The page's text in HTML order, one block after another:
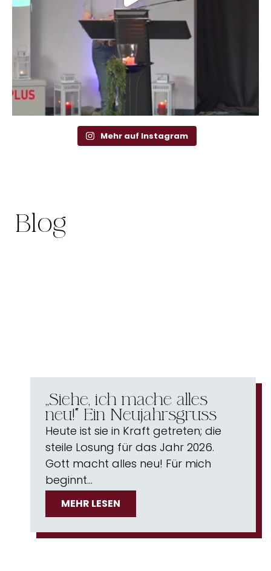
Mehr auf Instagram
Blog
„Siehe, ich mache alles
neu!“ Ein Neujahrsgruss
Heute ist sie in Kraft getreten; die
steile Losung für das Jahr 2026.
Gott macht alles neu! Für mich
beginnt…
MEHR LESEN